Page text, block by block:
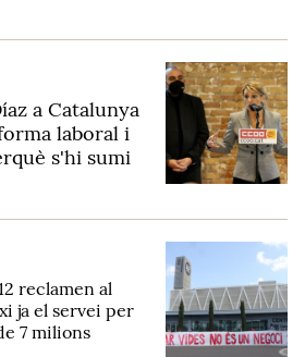
a Catalunya
laboral i
s'hi sumi
reclamen al
ja el servei per
7 milions